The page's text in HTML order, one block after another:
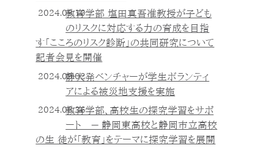
2024.09.10教育学部 塩田真吾准教授が子ども
のリスクに対応する力の育成を目指
す「こころのリスク診断」の共同研究について
記者会見を開催
2024.09.02静大発ベンチャーが学生ボランティ
アによる被災地支援を実施
2024.08.26教育学部、高校生の探究学習をサポ
ート － 静岡東高校と静岡市立高校
の生 徒が「教育」をテーマに探究学習を展開